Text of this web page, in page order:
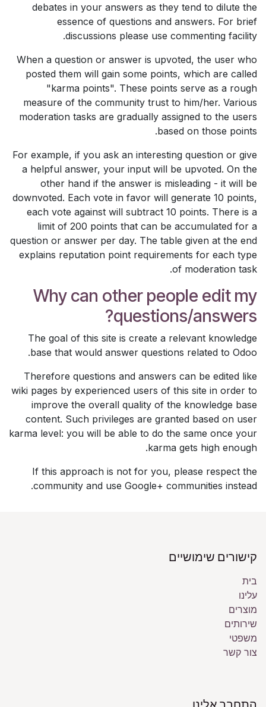
debates in your answers as they tend to dilute the
essence of questions and answers. For brief
discussions please use commenting facility.
When a question or answer is upvoted, the user who
posted them will gain some points, which are called
"karma points". These points serve as a rough
measure of the community trust to him/her. Various
moderation tasks are gradually assigned to the users
based on those points.
For example, if you ask an interesting question or give
a helpful answer, your input will be upvoted. On the
other hand if the answer is misleading - it will be
downvoted. Each vote in favor will generate 10 points,
each vote against will subtract 10 points. There is a
limit of 200 points that can be accumulated for a
question or answer per day. The table given at the end
explains reputation point requirements for each type
of moderation task.
Why can other people edit my
questions/answers?
The goal of this site is create a relevant knowledge
base that would answer questions related to Odoo.
Therefore questions and answers can be edited like
wiki pages by experienced users of this site in order to
improve the overall quality of the knowledge base
content. Such privileges are granted based on user
karma level: you will be able to do the same once your
karma gets high enough.
If this approach is not for you, please respect the
community and use Google+ communities instead.
קישורים שימושיים
בית
עלינו
מוצרים
שירותים
משפטי
צור קשר